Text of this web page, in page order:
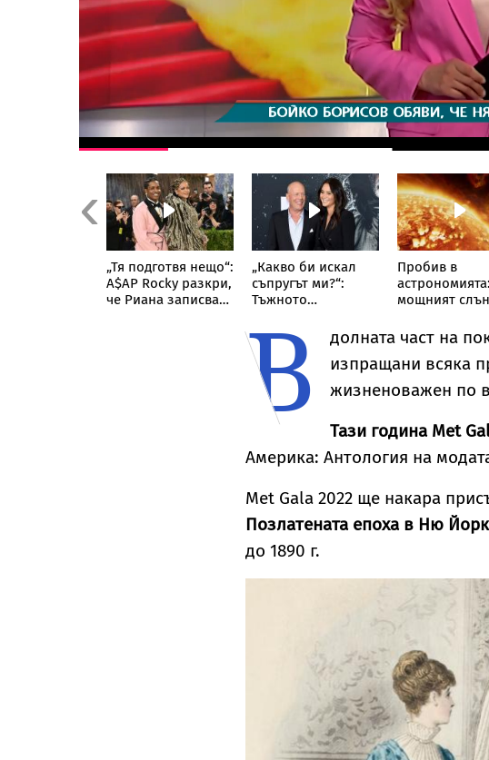
Previous
„Тя подготвя нещо“:
A$AP Rocky разкри,
че Риана записва
„Какво би искал
съпругът ми?“:
Тъжното
съпругата на Брус
Уилис след юбилея
ѝ
Пробив в
мощният
невиждано
явление
В
долната част на
изпращани всяка
жизненоважен по
Тази година Met
Америка: Антология на
Met Gala 2022 ще накара
Позлатената епоха в Ню Йорк
до 1890 г.